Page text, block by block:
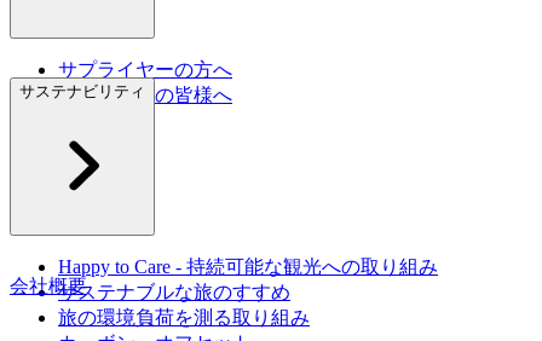
サプライヤーの方へ
旅行代理店の皆様へ
サステナビリティ
Happy to Care - 持続可能な観光への取り組み
サステナブルな旅のすすめ
旅の環境負荷を測る取り組み
会社概要